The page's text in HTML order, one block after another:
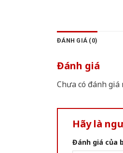
ĐÁNH GIÁ (0)
Đánh giá
Chưa có đánh giá
Hãy là
Đánh giá của